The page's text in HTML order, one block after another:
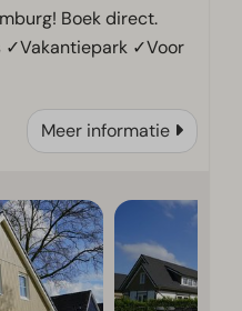
Boek direct.
✓Vakantiepark ✓Voor
Meer informatie